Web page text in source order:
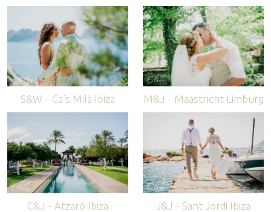
S&W – Ca’s Milà Ibiza M&J – Maastricht Limburg
C&J – Atzaró Ibiza J&J – Sant Jordi Ibiza